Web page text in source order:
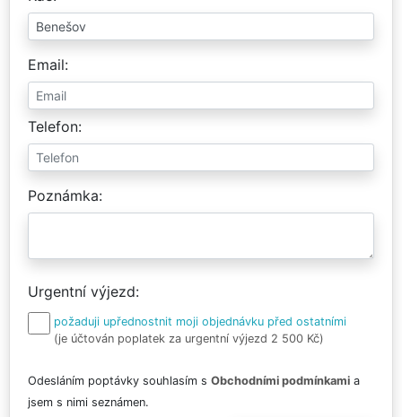
Email
Telefon
Poznámka
Urgentní výjezd
požaduji upřednostnit moji objednávku před ostatními
(je účtován poplatek za urgentní výjezd 2 500 Kč)
Odesláním poptávky souhlasím s Obchodními podmínkami a
jsem s nimi seznámen.